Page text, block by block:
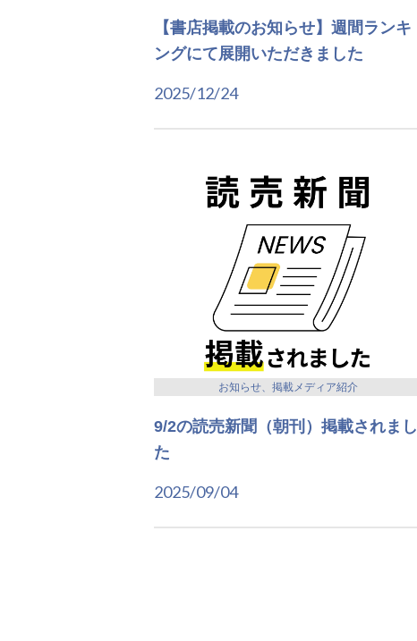
【書店掲載のお知らせ】週間ランキ
ングにて展開いただきました
2025/12/24
お知らせ、掲載メディア紹介
9/2の読売新聞（朝刊）掲載されまし
た
2025/09/04